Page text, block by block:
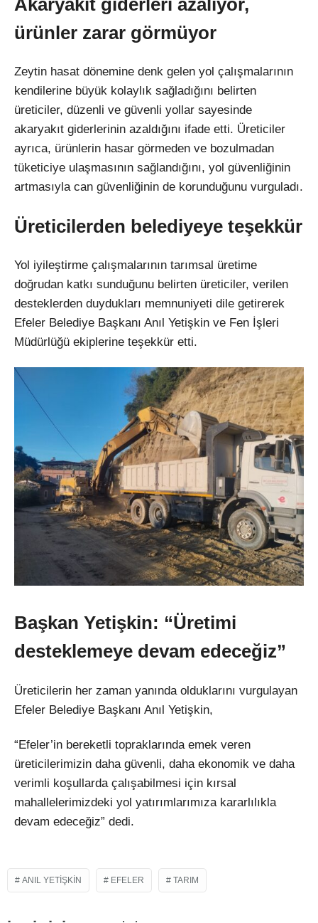
Akaryakıt giderleri azalıyor,
ürünler zarar görmüyor
Zeytin hasat dönemine denk gelen yol çalışmalarının
kendilerine büyük kolaylık sağladığını belirten
üreticiler, düzenli ve güvenli yollar sayesinde
akaryakıt giderlerinin azaldığını ifade etti. Üreticiler
ayrıca, ürünlerin hasar görmeden ve bozulmadan
tüketiciye ulaşmasının sağlandığını, yol güvenliğinin
artmasıyla can güvenliğinin de korunduğunu vurguladı.
Üreticilerden belediyeye teşekkür
Yol iyileştirme çal ışmalarının tarımsal üretime
doğrudan katkı sunduğunu belirten üreticiler, verilen
desteklerden duydukları memnuniyeti dile getirerek
Efeler Belediye Başkanı Anıl Yetişkin ve Fen İşleri
Müdürlüğü ekiplerine teşekkür etti.
Başkan Yetişkin: “Üretimi
desteklemeye devam edeceğiz”
Üreticilerin her zaman yanında olduklarını vurgulayan
Efeler Belediye Başkanı Anıl Yetişkin,
“Efeler’in bereketli topraklarında emek veren
üreticilerimizin daha güvenli, daha ekonomik ve daha
verimli koşullarda çalışabilmesi için kırsal
mahallelerimizdeki yol yatırımlarımıza kararlılıkla
devam edeceğiz” dedi.
ANIL YETIŞKIN EFELER TARIM